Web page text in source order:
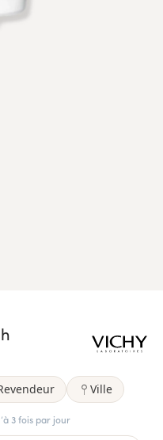
Ville
3 fois par jour